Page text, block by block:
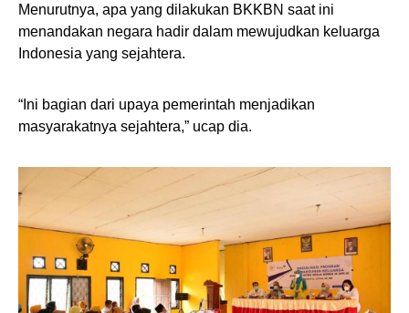
Menurutnya, apa yang dilakukan BKKBN saat ini
menandakan negara hadir dalam mewujudkan keluarga
Indonesia yang sejahtera.
“Ini bagian dari upaya pemerintah menjadikan
masyarakatnya sejahtera,” ucap dia.